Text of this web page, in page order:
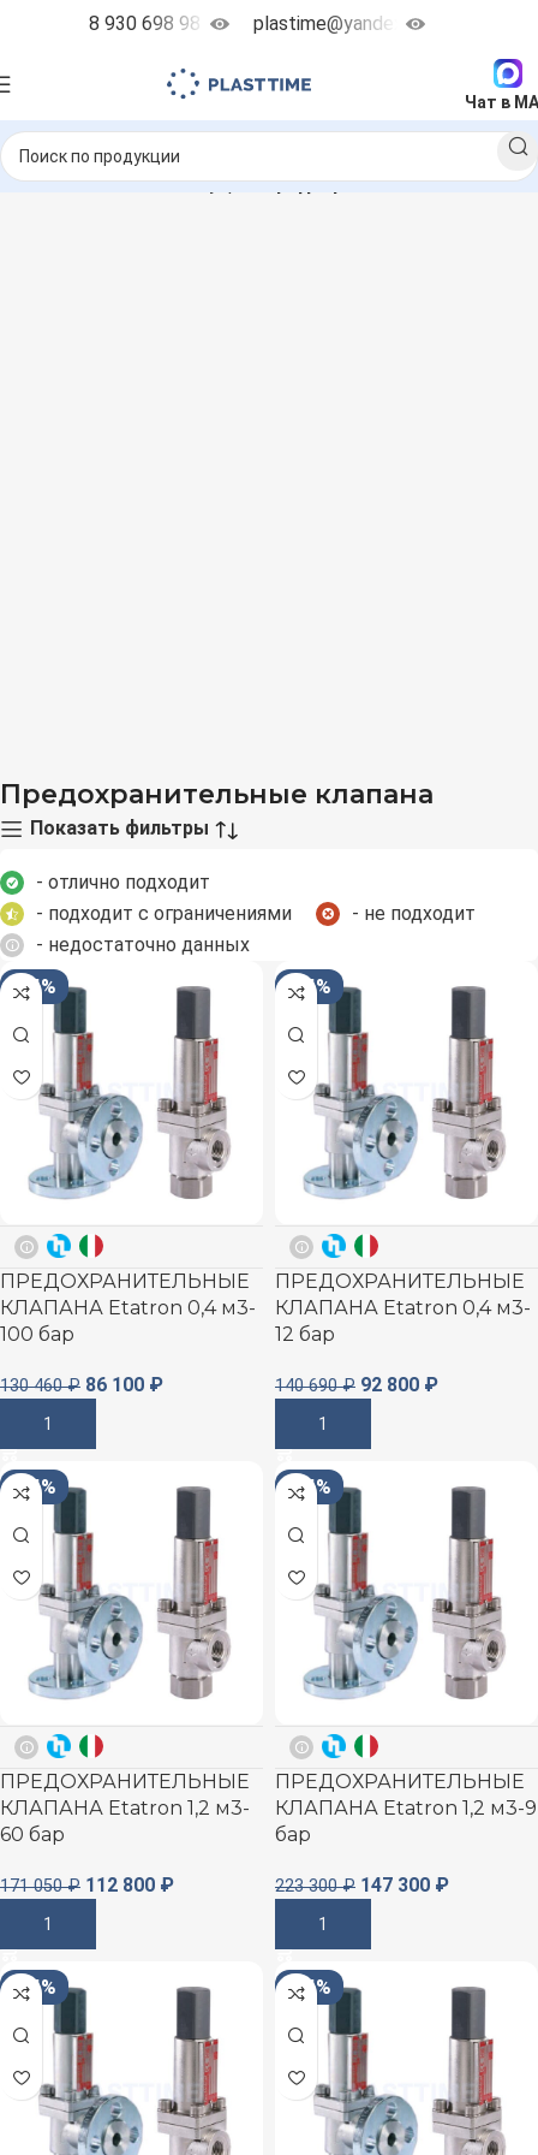
8 930 698 98 38 plastime@yandex.ru
Чат в
Запчасти и аксессуары Предохранительные клапана
Предохранительные клапана
Показать фильтры
- отлично подходит
- подходит с ограничениями
- не подходит
- недостаточно данных
-34%
ПРЕДОХРАНИТЕЛЬНЫЕ
КЛАПАНА Etatron 0,4 м3-
100 бар
130 460₽ 86 100 ₽
В Корзину
-34%
ПРЕДОХРАНИТЕЛЬНЫЕ
КЛАПАНА Etatron 0,4 м3-
12 бар
140 690₽ 92 800 ₽
В Корзину
-34%
ПРЕДОХРАНИТЕЛЬНЫЕ
КЛАПАНА Etatron 1,2 м3-
60 бар
171 050₽ 112 800 ₽
В Корзину
-34%
ПРЕДОХРАНИТЕЛЬНЫЕ
КЛАПАНА Etatron 1,2 м3-9
бар
223 300₽ 147 300 ₽
В Корзину
-34% -34%